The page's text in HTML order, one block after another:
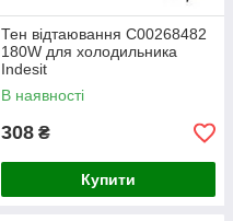
Тен відтаювання C00268482
180W для холодильника
Indesit
В наявності
308 ₴
Купити